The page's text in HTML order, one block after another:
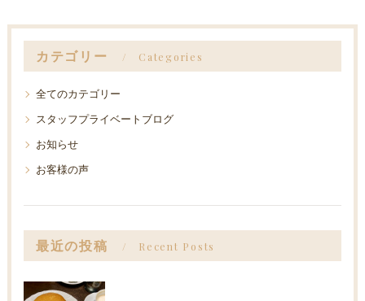
カテゴリー Categories
全てのカテゴリー
スタッフプライベートブログ
お知らせ
お客様の声
最近の投稿 Recent Posts